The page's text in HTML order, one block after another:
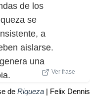
de los
se
a
aislarse.
una
Ver frase
de Riqueza | Felix Dennis